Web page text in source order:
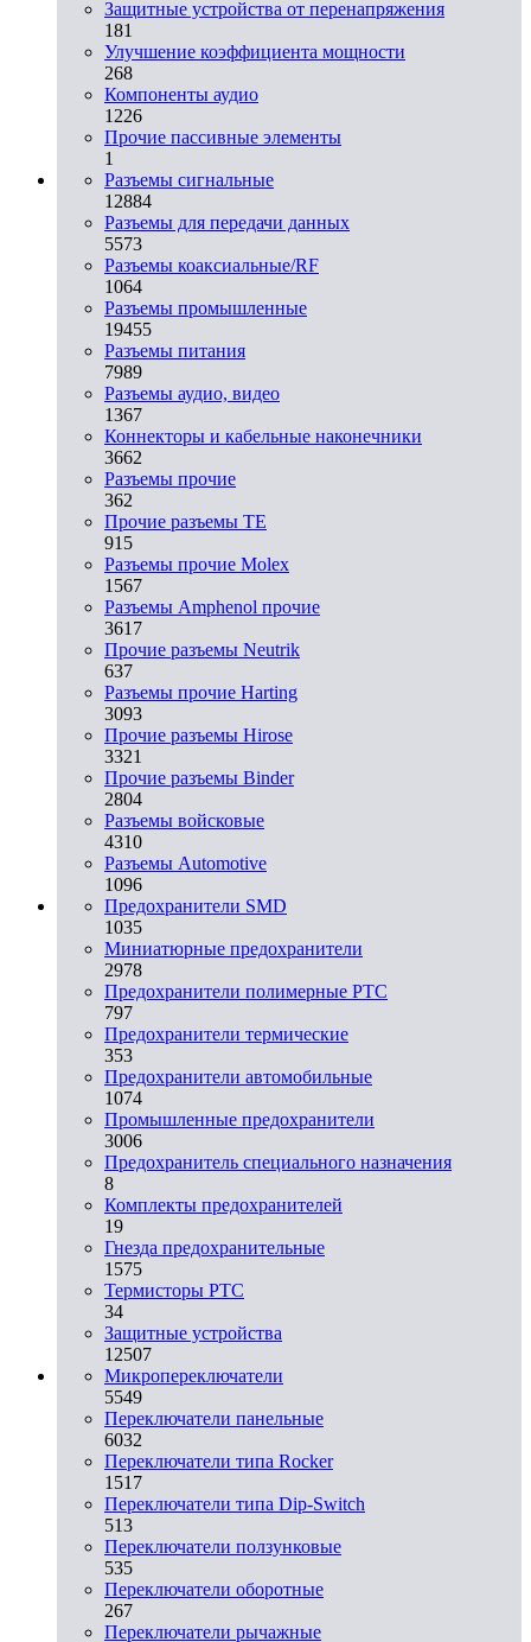
Защитные устройства от перенапряжения
181
Улучшение коэффициента мощности
268
Компоненты аудио
1226
Прочие пассивные элементы
1
Разъeмы сигнальные
12884
Разъeмы для передачи данных
5573
Разъeмы коаксиальные/RF
1064
Разъeмы промышленные
19455
Разъeмы питания
7989
Разъeмы аудио, видео
1367
Коннекторы и кабельные наконечники
3662
Разъeмы прочие
362
Прочие разъемы TE
915
Разъемы прочие Molex
1567
Разъемы Amphenol прочие
3617
Прочие разъемы Neutrik
637
Разъемы прочие Harting
3093
Прочие разъемы Hirose
3321
Прочие разъемы Binder
2804
Разъемы войсковые
4310
Разъeмы Automotive
1096
Предохранители SMD
1035
Миниатюрные предохранители
2978
Предохранители полимерные PTC
797
Предохранители термические
353
Предохранители автомобильные
1074
Промышленные предохранители
3006
Предохранитель специального назначения
8
Комплекты предохранителей
19
Гнезда предохранительные
1575
Термисторы PTC
34
Защитные устройства
12507
Микропереключатели
5549
Переключатели панельные
6032
Переключатели типа Rocker
1517
Переключатели типа Dip-Switch
513
Переключатели ползунковые
535
Переключатели оборотные
267
Переключатели рычажные